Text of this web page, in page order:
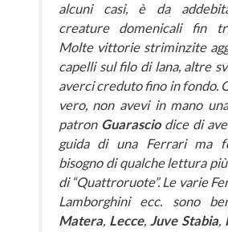
alcuni casi, è da
creature domenicali fin
Molte vittorie striminzite
capelli sul filo di lana, altre
averci creduto fino in fondo.
vero, non avevi in mano
patron Guarasciodice di
guida di una Ferrari ma
bisogno di qualche lettura
di “Quattroruote”. Le varie
Lamborghini ecc. sono
Matera, Lecce, Juve Stabia,